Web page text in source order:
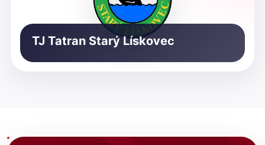
TJ Tatran Starý Lískovec